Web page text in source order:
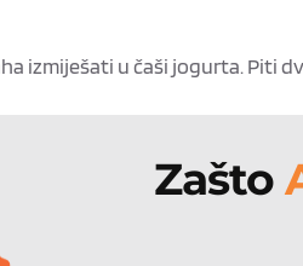
izmiješati u čaši jogurta. Piti
Zašto